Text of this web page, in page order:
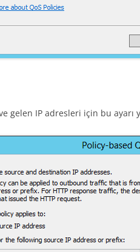
gelen IP adresleri için bu ayarı